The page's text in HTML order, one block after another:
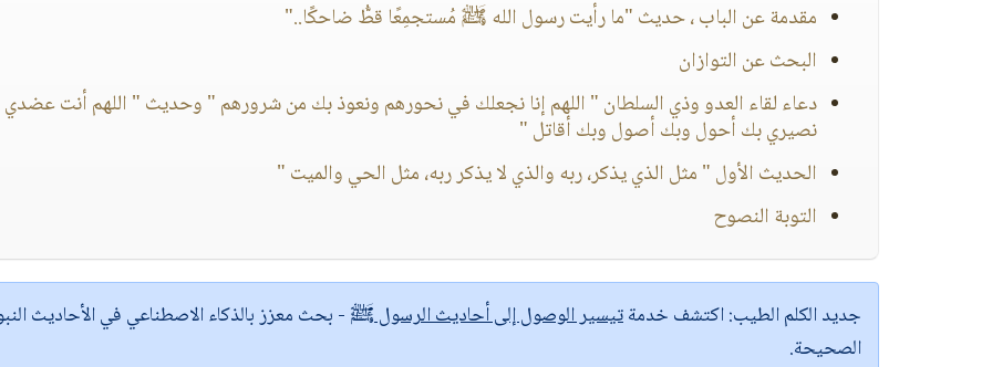
مقدمة عن الباب ، حديث "ما رأيت رسول الله ﷺ مُستجمِعًا قطُّ ضاحكًا.."
البحث عن التوازان
دعاء لقاء العدو وذي السلطان " اللهم إنا نجعلك في نحورهم ونعوذ بك من شرورهم " وحديث " اللهم أنت
نصيري بك أحول وبك أصول وبك أقاتل "
الحديث الأول " مثل الذي يذكر، ربه والذي لا يذكر ربه، مثل الحي والميت "‏
التوبة النصوح
جديد الكلم الطيب:اكتشف خدمةتيسير الوصول إلى أحاديث الرسول ﷺ - بحث معزز بالذكاء الاصطناعي في الأحاديث
الصحيحة.